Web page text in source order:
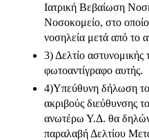
Ιατρική Βεβαίωση
Νοσοκομείο, στο
νοσηλεία μετά από το
3) Δελτίο αστυνομικής
φωτοαντίγραφο αυτής.
4)Υπεύθυνη δήλωση
ακριβούς διεύθυνσης
ανωτέρω Υ.Δ. θα
παραλαβή Δελτίου